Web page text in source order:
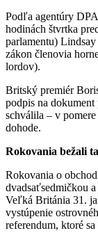
Podľa agentúry
hodinách štvrtka
parlamentu)
zákon členovia
lordov).
Britský premiér
podpis na
schválila – v
dohode.
Rokovania bežali
Rokovania o
dvadsaťsedmičkou
Veľká Británia 31.
vystúpenie
referendum, ktoré